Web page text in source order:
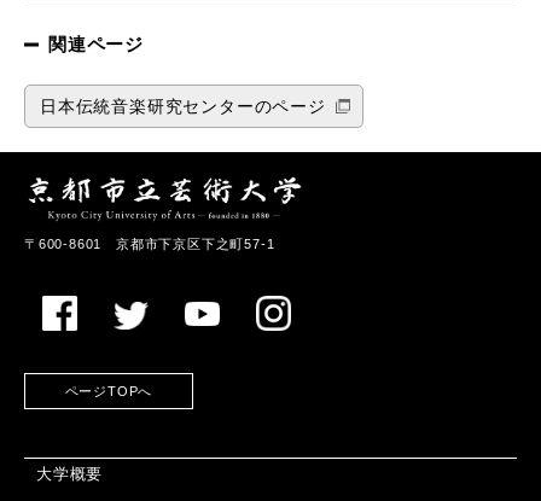
関連ページ
日本伝統音楽研究センターのページ
〒600-8601 京都市下京区下之町57-1
ページTOPへ
大学概要